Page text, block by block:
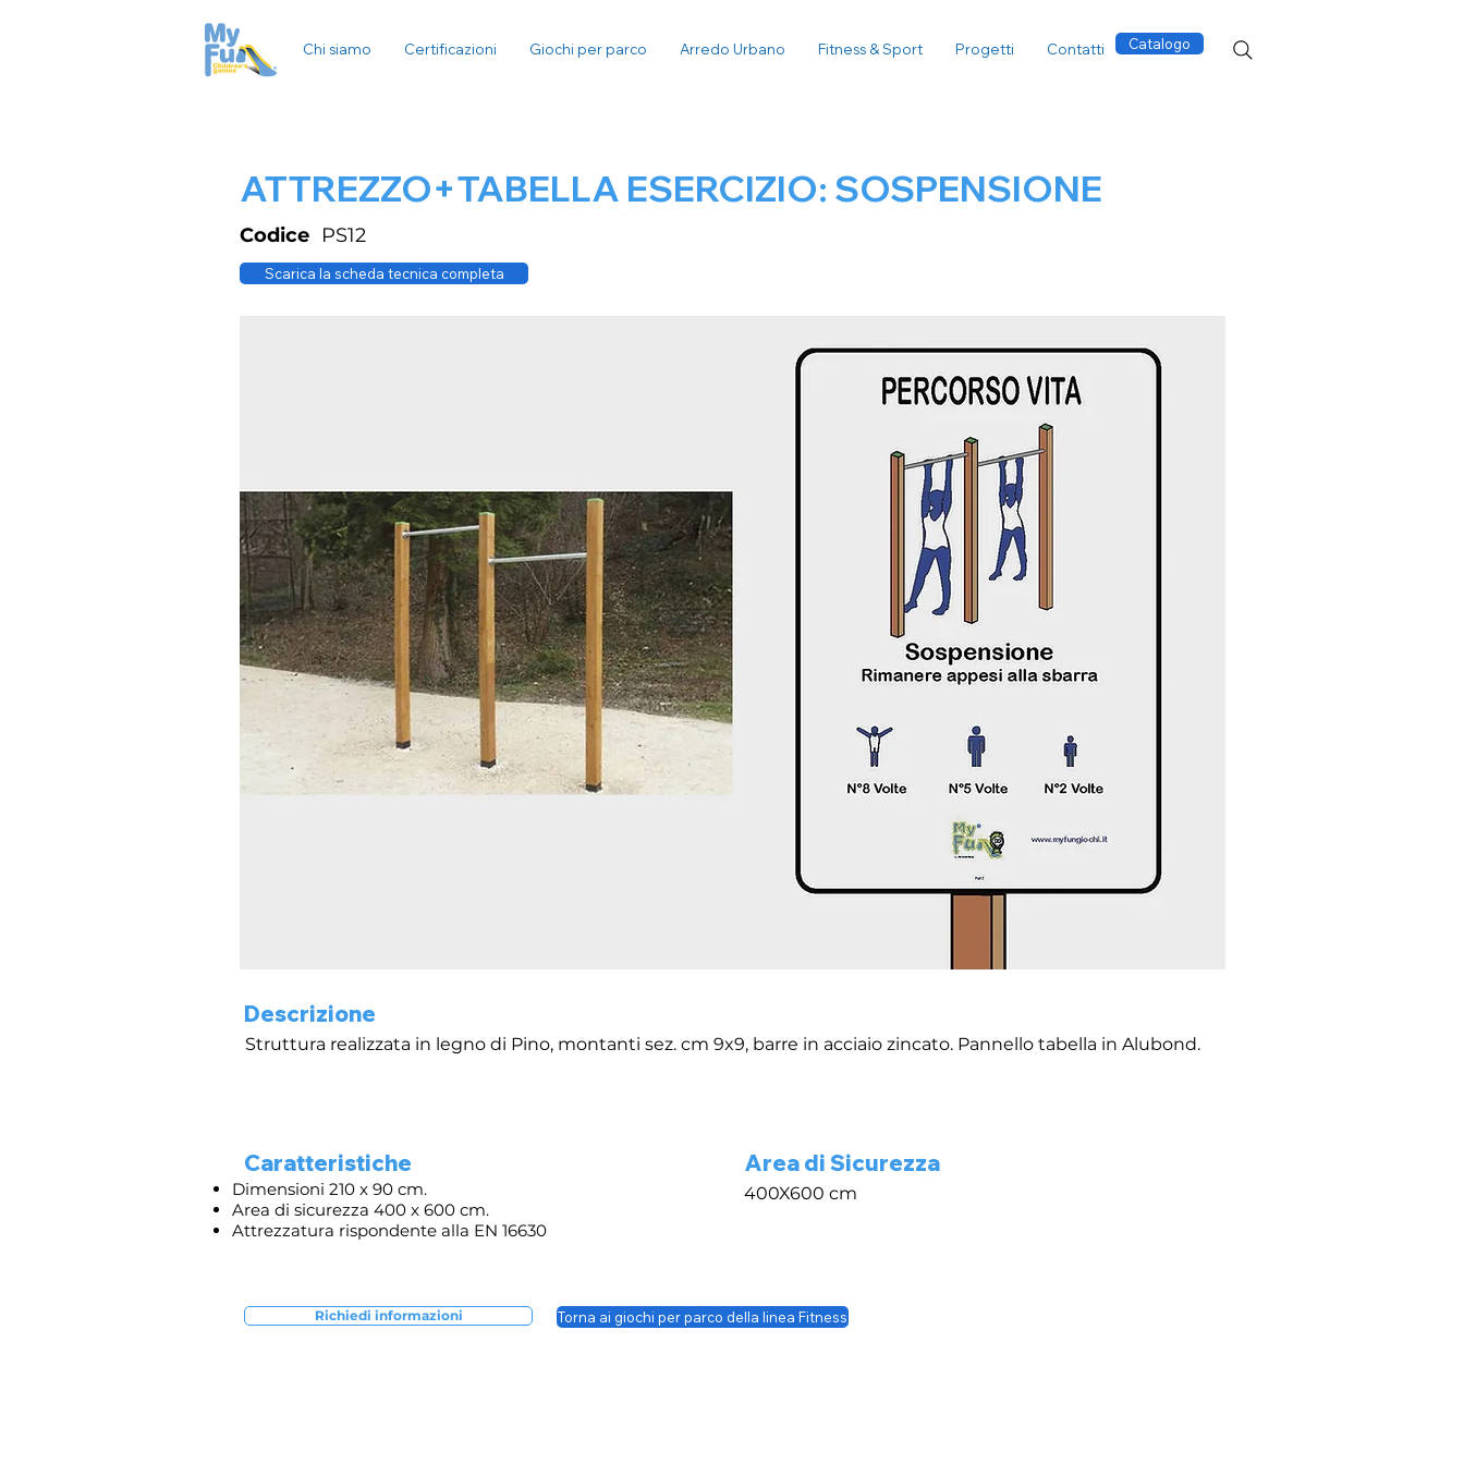
Catalogo
Chi siamo Certificazioni Giochi per parco Arredo Urbano Fitness & Sport Progetti Contatti
ATTREZZO+TABELLA ESERCIZIO: SOSPENSIONE
PS12
Codice
Scarica la scheda tecnica completa
Descrizione
Struttura realizzata in legno di Pino, montanti sez. cm 9x9, barre in acciaio zincato. Pannello tabella in Alubond.
Caratteristiche
Dimensioni 210 x 90 cm.
Area di sicurezza 400 x 600 cm.
Attrezzatura rispondente alla EN 16630
Area di Sicurezza
400X600 cm
Richiedi informazioni Torna ai giochi per parco della linea Fitness